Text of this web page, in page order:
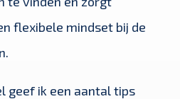
flexibele mindset bij de
geef ik een aantal tips